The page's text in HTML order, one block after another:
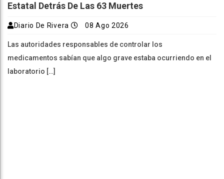
Estatal Detrás De Las 63 Muertes
Diario De Rivera 08 Ago 2026
Las autoridades responsables de controlar los
medicamentos sabían que algo grave estaba ocurriendo en el
laboratorio […]